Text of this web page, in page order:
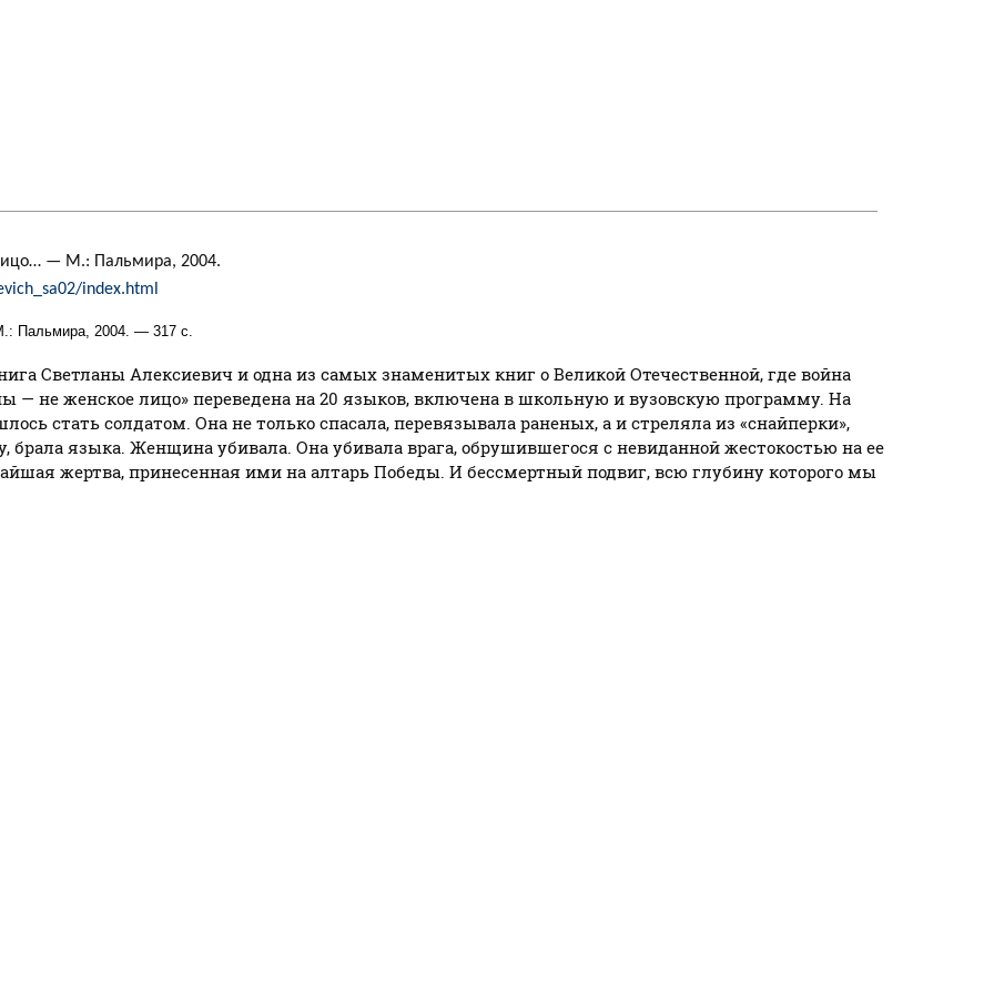
— М.: Пальмира, 2004.
index.html
Пальмира, 2004. — 317 с.
Светланы Алексиевич и одна из самых знаменитых книг о Великой Отечественной, где война
— не женское лицо» переведена на 20 языков, включена в школьную и вузовскую программу. На
стать солдатом. Она не только спасала, перевязывала раненых, а и стреляла из «снайперки»,
брала языка. Женщина убивала. Она убивала врага, обрушившегося с невиданной жестокостью на ее
жертва, принесенная ими на алтарь Победы. И бессмертный подвиг, всю глубину которого мы